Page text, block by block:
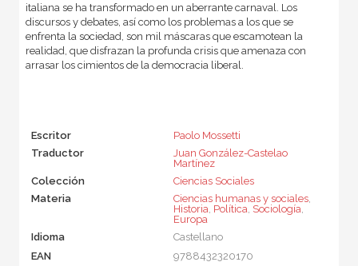
italiana se ha transformado en un aberrante carnaval. Los
discursos y debates, así como los problemas a los que se
enfrenta la sociedad, son mil máscaras que escamotean la
realidad, que disfrazan la profunda crisis que amenaza con
arrasar los cimientos de la democracia liberal.
Escritor
Paolo Mossetti
Traductor
Juan González-Castelao
Martínez
Colección
Ciencias Sociales
Materia
Ciencias humanas y sociales,
Historia Política Sociología
Europa
Idioma
Castellano
EAN
9788432320170